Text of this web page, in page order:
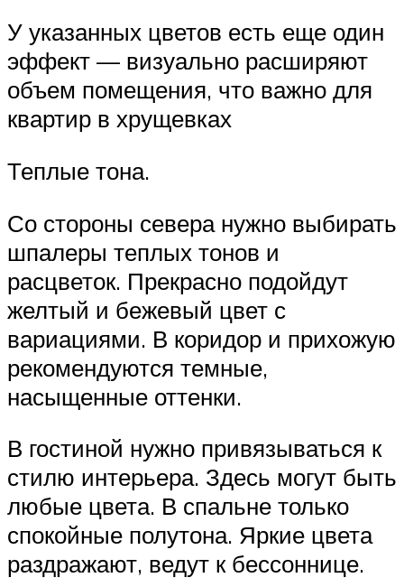
У указанных цветов есть еще один
эффект — визуально расширяют
объем помещения, что важно для
квартир в хрущевках
Теплые тона.
Со стороны севера нужно выбирать
шпалеры теплых тонов и
расцветок. Прекрасно подойдут
желтый и бежевый цвет с
вариациями. В коридор и прихожую
рекомендуются темные,
насыщенные оттенки.
В гостиной нужно привязываться к
стилю интерьера. Здесь могут быть
любые цвета. В спальне только
спокойные полутона. Яркие цвета
раздражают, ведут к бессоннице.